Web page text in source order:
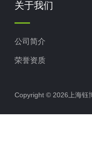
关于我们
公司简介
荣誉资质
Copyright © 2026上海